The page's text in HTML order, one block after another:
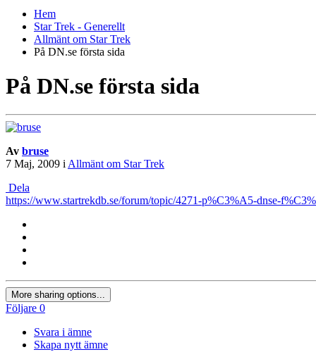
Hem
Star Trek - Generellt
Allmänt om Star Trek
På DN.se första sida
På DN.se första sida
Av bruse
7 Maj, 2009 iAllmänt om Star Trek
Dela
https://www.startrekdb.se/forum/topic/4271-p%C3%A5-dnse-
More sharing options...
Följare 0
Svara i ämne
Skapa nytt ämne